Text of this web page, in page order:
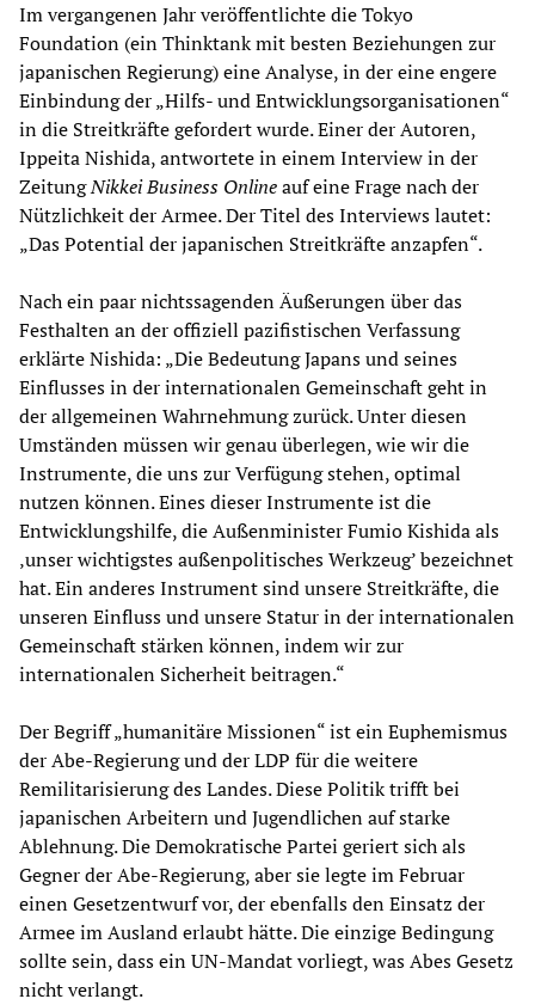
Im vergangenen Jahr veröffentlichte die Tokyo
Foundation (ein Thinktank mit besten Beziehungen zur
japanischen Regierung) eine Analyse, in der eine engere
Einbindung der „Hilfs- und Entwicklungsorganisationen“
in die Streitkräfte gefordert wurde. Einer der Autoren,
Ippeita Nishida, antwortete in einem Interview in der
ZeitungNikkei Business Onlineauf eine Frage nach der
Nützlichkeit der Armee. Der Titel des Interviews lautet:
„Das Potential der japanischen Streitkräfte anzapfen“.
Nach ein paar nichtssagenden Äußerungen über das
Festhalten an der offiziell pazifistischen Verfassung
erklärte Nishida: „Die Bedeutung Japans und seines
Einflusses in der internationalen Gemeinschaft geht in
der allgemeinen Wahrnehmung zurück. Unter diesen
Umständen müssen wir genau überlegen, wie wir die
Instrumente, die uns zur Verfügung stehen, optimal
nutzen können. Eines dieser Instrumente ist die
Entwicklungshilfe, die Außenminister Fumio Kishida als
‚unser wichtigstes außenpolitisches Werkzeug’ bezeichnet
hat. Ein anderes Instrument sind unsere Streitkräfte, die
unseren Einfluss und unsere Statur in der internationalen
Gemeinschaft stärken können, indem wir zur
internationalen Sicherheit beitragen.“
Der Begriff „humanitäre Missionen“ ist ein Euphemismus
der Abe-Regierung und der LDP für die weitere
Remilitarisierung des Landes. Diese Politik trifft bei
japanischen Arbeitern und Jugendlichen auf starke
Ablehnung. Die Demokratische Partei geriert sich als
Gegner der Abe-Regierung, aber sie legte im Februar
einen Gesetzentwurf vor, der ebenfalls den Einsatz der
Armee im Ausland erlaubt hätte. Die einzige Bedingung
sollte sein, dass ein UN-Mandat vorliegt, was Abes Gesetz
nicht verlangt.